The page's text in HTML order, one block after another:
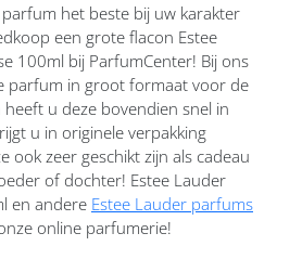
het beste bij uw karakter
een grote flacon Estee
100ml bij ParfumCenter! Bij ons
parfum in groot formaat voor de
u deze bovendien snel in
u in originele verpakking
ook zeer geschikt zijn als cadeau
of dochter! Estee Lauder
en andere Estee Lauder parfums
online parfumerie!